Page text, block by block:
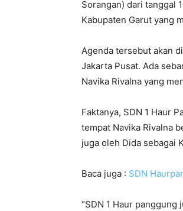
Sorangan) dari tanggal
Kabupaten Garut yang
Agenda tersebut akan
Jakarta Pusat. Ada
Navika Rivalna yang
Faktanya, SDN 1 Haur
tempat Navika Rivalna
juga oleh Dida sebagai
Baca juga : SDN
“SDN 1 Haur